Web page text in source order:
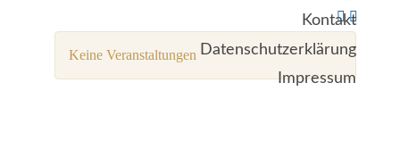
Kontakt
Datenschutzerklärung
Impressum
Keine Veranstaltungen